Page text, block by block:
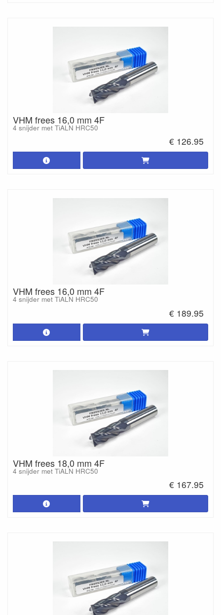
VHM frees 16,0 mm 4F
4 snijder met TiALN HRC50
€ 126.95
VHM frees 16,0 mm 4F
4 snijder met TiALN HRC50
€ 189.95
VHM frees 18,0 mm 4F
4 snijder met TiALN HRC50
€ 167.95